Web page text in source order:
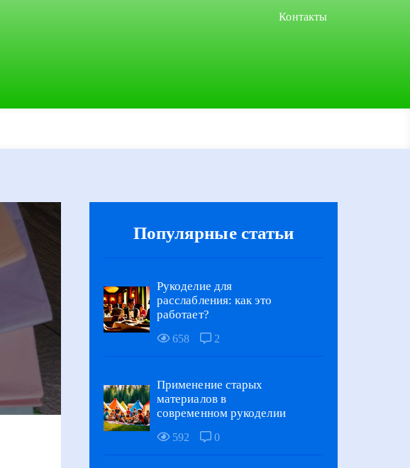
Контакты
Популярные статьи
Рукоделие для
расслабления: как это
работает?
658 2
Применение старых
материалов в
современном рукоделии
592 0